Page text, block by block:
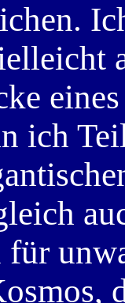
ich
für